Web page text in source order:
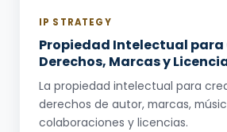
IP STRATEGY
Propiedad Intelectual para
Derechos, Marcas y
La propiedad intelectual para
derechos de autor, marcas,
colaboraciones y licencias.